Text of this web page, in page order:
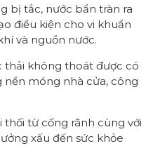
bị tắc, nước bẩn tràn ra
điều kiện cho vi khuẩn
và nguồn nước.
thải không thoát được có
nền móng nhà cửa, công
thối từ cống rãnh cùng với
xấu đến sức khỏe